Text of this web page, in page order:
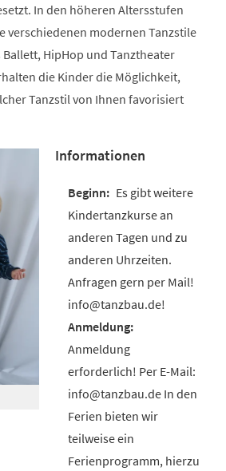
In den höheren Altersstufen
verschiedenen modernen Tanzstile
Ballett, HipHop und Tanztheater
die Kinder die Möglichkeit,
Tanzstil von Ihnen favorisiert
Informationen
Es gibt weitere
Kindertanzkurse an
anderen Tagen und zu
anderen Uhrzeiten.
Anfragen gern per Mail!
info@tanzbau.de!
Anmeldung
erforderlich! Per E-Mail:
info@tanzbau.de In den
Ferien bieten wir
teilweise ein
Ferienprogramm, hierzu